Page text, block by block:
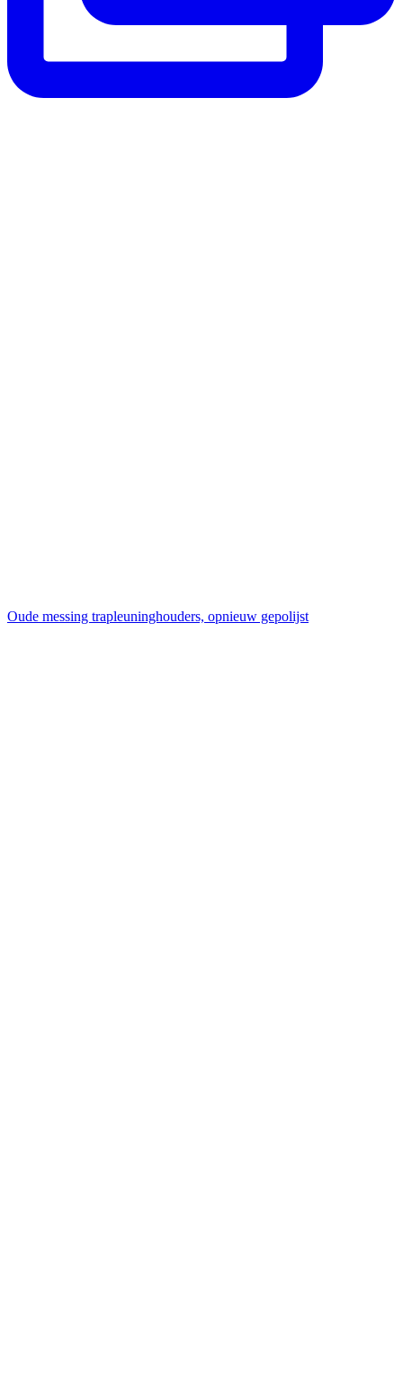
Oude messing trapleuninghouders, opnieuw gepolijst